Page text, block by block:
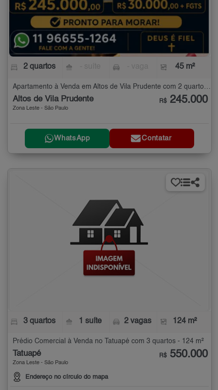
2 quartos 45 m²
Altos de Vila Prudente
Zona Leste - São Paulo
R$ 245.000
WhatsApp Contatar
3 quartos 1 suíte 2 vagas 124 m²
Prédio Comercial à Venda no Tatuapé com 3 quartos - 124 m²
Tatuapé
Zona Leste - São Paulo
Endereço no círculo do mapa
R$ 550.000